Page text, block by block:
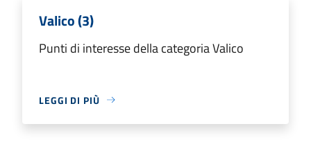
Valico (3)
Punti di interesse della categoria Valico
LEGGI DI PIÙ